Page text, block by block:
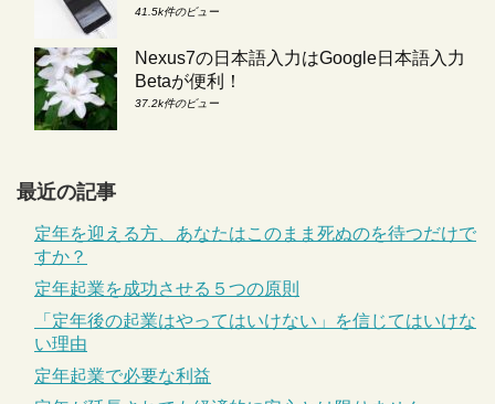
41.5k件のビュー
Nexus7の日本語入力はGoogle日本語入力
Betaが便利！
37.2k件のビュー
最近の記事
定年を迎える方、あなたはこのまま死ぬのを待つだけで
すか？
定年起業を成功させる５つの原則
「定年後の起業はやってはいけない」を信じてはいけな
い理由
定年起業で必要な利益